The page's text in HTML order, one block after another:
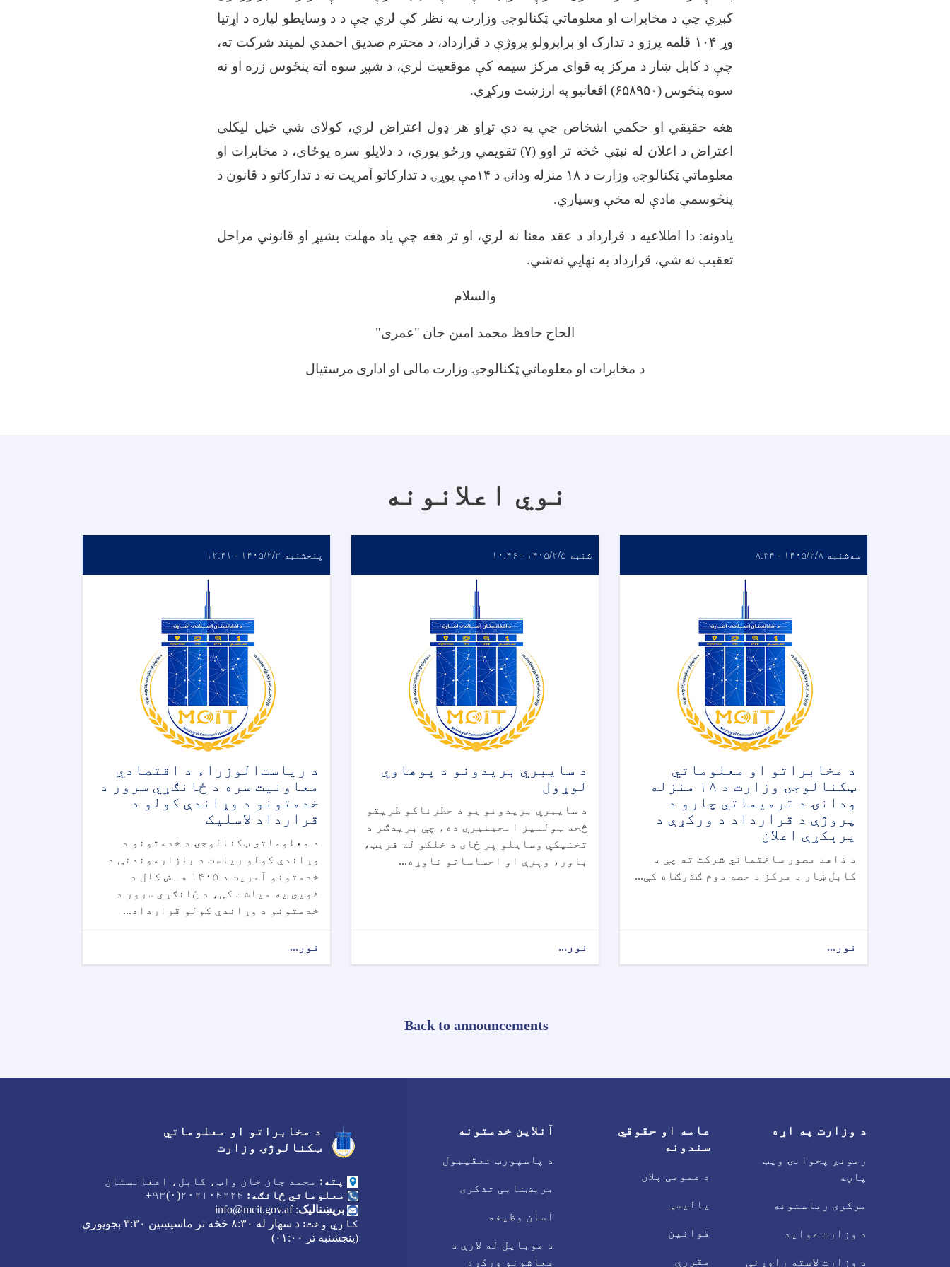
کېږي چې د مخابرات او معلوماتي ټکنالوجۍ وزارت په نظر کې لري چې د د وسایطو لپاره د اړتیا
وړ ۱۰۴ قلمه پرزو د تدارک او برابرولو پروژې د قرارداد، د محترم صدیق احمدي لمیتد شرکت ته،
چې د کابل ښار د مرکز په قوای مرکز سیمه کې موقعیت لري، د شپږ سوه اته پنځوس زره او نه
سوه پنځوس (۶۵۸۹۵۰) افغانیو په ارزښت ورکړي
.
هغه حقیقي او حکمي اشخاص چې په دې تړاو هر ډول اعتراض لري، کولای شي خپل لیکلی
اعتراض د اعلان له نېټې څخه تر اوو (۷) تقویمي ورځو پورې، د دلایلو سره یوځای، د مخابرات او
معلوماتي ټکنالوجۍ وزارت د ۱۸ منزله ودانۍ د ۱۴مې پوړۍ د تدارکاتو آمریت ته د تدارکاتو د قانون د
پنځوسمې مادې له مخې وسپاري.
یادونه: دا اطلاعیه د قرارداد د عقد معنا نه لري، او تر هغه چې یاد مهلت بشپړ او قانوني مراحل
تعقیب نه شي، قرارداد به نهایي نه‌شي.
والسلام
الحاج حافظ محمد امین جان "عمری"
د مخابرات او معلوماتي ټکنالوجۍ وزارت مالی او اداری مرستیال
نوي اعلانونه
سه‌شنبه ۱۴۰۵/۲/۸ - ۸:۳۴
د مخابراتو او معلوماتي
ټکنالوجۍ وزارت د ۱۸ منزله
ودانۍ د ترمیماتي چارو د
پروژې د قرارداد د ورکړې د
پرېکړې اعلان
د ذاهد مصور ساختماني شرکت ته چې د
کابل ښار د مرکز د حصه دوم ګذرګاه کې...
نور...
شنبه ۱۴۰۵/۲/۵ - ۱۰:۴۶
د سایبري بریدونو د پوهاوي
لوړول
د سایبري بریدونو یو د خطرناکو طریقو
څخه ټولنیز انجینیري ده، چې بریدګر د
تخنیکي وسایلو پر ځای د خلکو له فریب،
باور، وېرې او احساساتو ناوړه...
نور...
پنجشنبه ۱۴۰۵/۲/۳ - ۱۲:۴۱
د ریاست‌الوزراء د اقتصادي
معاونیت سره د ځانګړي سرور د
خدمتونو د وړاندې کولو د
قرارداد لاسلیک
د معلوماتي ټکنالوجۍ د خدمتونو د
وړاندې کولو ریاست د بازارموندنې د
خدمتونو آمریت د ۱۴۰۵ هـ ش کال د
غویي په میاشت کې، د ځانګړي سرور د
خدمتونو د وړاندې کولو قرارداد...
نور...
Back to announcements
د وزارت په اړه
زمونږ پخوانۍ ویب
پاڼه
مرکزی ریاستونه
د وزارت عواید
د وزارت لاسته راوړنې
عامه او حقوقي
سندونه
د عمومی پلان
پالیسې
قوانین
مقررې
آنلاین خدمتونه
د پاسپورټ تعقیبول
بریښنایی تذکری
آسان وظیفه
د موبایل له لارې د
معاشونو ورکړه
د مخابراتو او معلوماتي
ټکنالوژۍ وزارت
پته: محمد جان خان واټ، کابل، افغانستان
معلوماتي څانګه:
بریښنالیک:
info@mcit.gov.af
کاري وخت: د سهار له ۸:۳۰ څځه تر ماسپښین ۳:۳۰ بجوپورې
(پنجشنبه تر
۰۱:۰۰)